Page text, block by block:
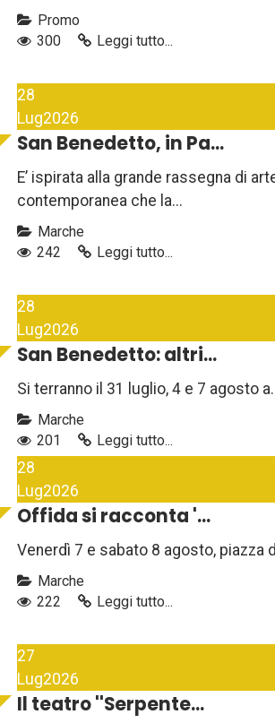
Promo
300
Leggi tutto...
28
Lug2026
San Benedetto, in Pa...
E’ ispirata alla grande rassegna di
contemporanea che la...
Marche
242
Leggi tutto...
28
Lug2026
San Benedetto: altri...
Si terranno il 31 luglio, 4 e 7 agosto
Marche
201
Leggi tutto...
28
Lug2026
Offida si racconta '...
Venerdì 7 e sabato 8 agosto, piazza
Marche
222
Leggi tutto...
27
Lug2026
Il teatro ''Serpente...